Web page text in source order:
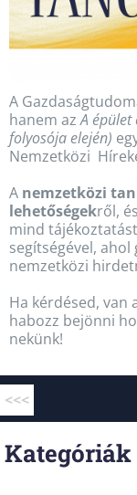
A
hanem azA épület
folyosója elején)
Nemzetközi
A nemzetközi
lehetőségekről,
mind
segítségével,
nemzetközi
Ha kérdésed, van
habozz bejönni
nekünk!
<<<
Kategóriák